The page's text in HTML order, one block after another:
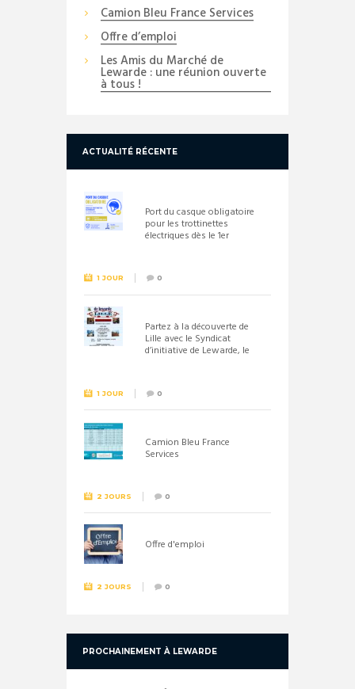
Camion Bleu France Services
Offre d’emploi
Les Amis du Marché de
Lewarde : une réunion ouverte
à tous !
ACTUALITÉ RÉCENTE
Port du casque obligatoire
pour les trottinettes
électriques dès le 1er
1 JOUR 0
Partez à la découverte de
Lille avec le Syndicat
d’initiative de Lewarde, le
1 JOUR 0
Camion Bleu France
Services
2 JOURS 0
Offre d'emploi
2 JOURS 0
PROCHAINEMENT À LEWARDE